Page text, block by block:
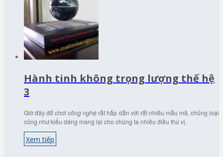
Hành tinh không trọng lượng thế hệ
3
Giờ đâyđồ chơi công nghệ rất hấp dẫn với rất nhiều mẫu mã, chủng loại
cũng như kiểu dáng mang lại cho chúng ta nhiều điều thú vị.
Xem tiếp